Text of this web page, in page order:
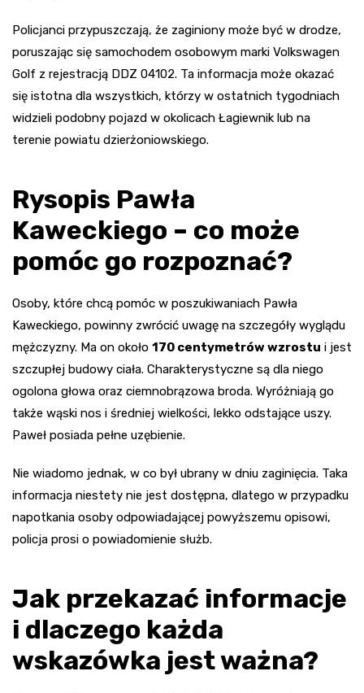
Policjanci przypuszczają, że zaginiony może być w drodze,
poruszając się samochodem osobowym marki Volkswagen
Golf z rejestracją DDZ 04102. Ta informacja może okazać
się istotna dla wszystkich, którzy w ostatnich tygodniach
widzieli podobny pojazd w okolicach Łagiewnik lub na
terenie powiatu dzierżoniowskiego.
Rysopis Pawła
Kaweckiego – co może
pomóc go rozpoznać?
Osoby, które chcą pomóc w poszukiwaniach Pawła
Kaweckiego, powinny zwrócić uwagę na szczegóły wyglądu
mężczyzny. Ma on około 170 centymetrów wzrostu i jest
szczupłej budowy ciała. Charakterystyczne są dla niego
ogolona głowa oraz ciemnobrązowa broda. Wyróżniają go
także wąski nos i średniej wielkości, lekko odstające uszy.
Paweł posiada pełne uzębienie.
Nie wiadomo jednak, w co był ubrany w dniu zaginięcia. Taka
informacja niestety nie jest dostępna, dlatego w przypadku
napotkania osoby odpowiadającej powyższemu opisowi,
policja prosi o powiadomienie służb.
Jak przekazać informacje
i dlaczego każda
wskazówka jest ważna?